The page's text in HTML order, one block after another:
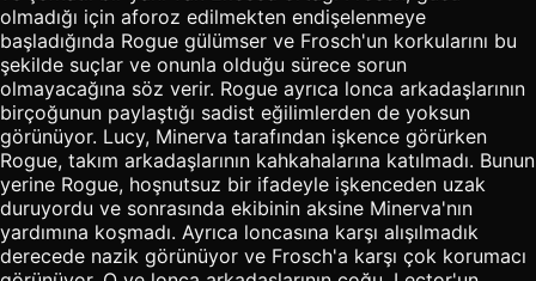
olmadığı için aforoz edilmekten endişelenmeye
başladığında Rogue gülümser ve Frosch'un korkularını bu
şekilde suçlar ve onunla olduğu sürece sorun
olmayacağına söz verir. Rogue ayrıca lonca arkadaşlarının
birçoğunun paylaştığı sadist eğilimlerden de yoksun
görünüyor. Lucy, Minerva tarafından işkence görürken
Rogue, takım arkadaşlarının kahkahalarına katılmadı. Bunun
yerine Rogue, hoşnutsuz bir ifadeyle işkenceden uzak
duruyordu ve sonrasında ekibinin aksine Minerva'nın
yardımına koşmadı. Ayrıca loncasına karşı alışılmadık
derecede nazik görünüyor ve Frosch'a karşı çok korumacı